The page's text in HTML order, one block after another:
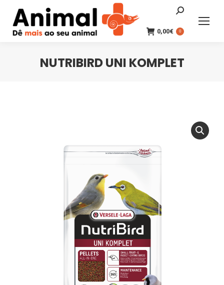
Search:
0,00€ 0
NUTRIBIRD UNI KOMPLET